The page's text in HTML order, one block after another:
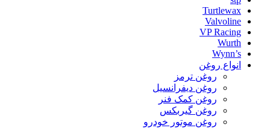
Turtlewax
Valvoline
VP Racing
Wurth
Wynn’s
انواع روغن
روغن ترمز
روغن دیفرانسیل
روغن کمک فنر
روغن گیربکس
روغن موتور خودرو